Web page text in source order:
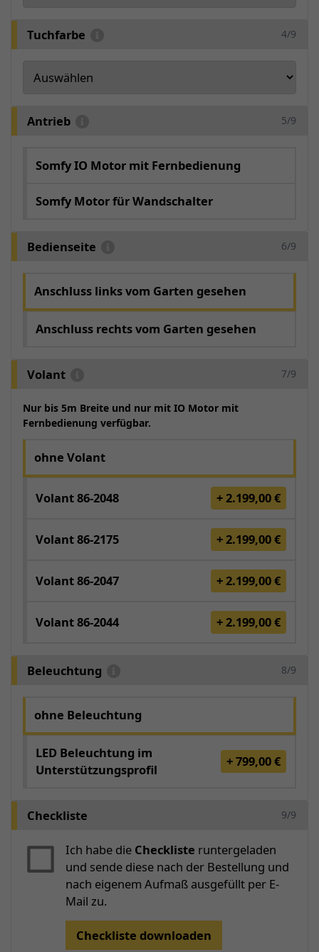
Tuchfarbe 4/9
Antrieb 5/9
Somfy IO Motor mit Fernbedienung
Somfy Motor für Wandschalter
Bedienseite 6/9
Anschluss links vom Garten gesehen
Anschluss rechts vom Garten gesehen
Volant 7/9
Nur bis 5m Breite und nur mit IO Motor mit
Fernbedienung verfügbar.
ohne Volant
Volant 86-2048 + 2.199,00 €
Volant 86-2175 + 2.199,00 €
Volant 86-2047 + 2.199,00 €
Volant 86-2044 + 2.199,00 €
Beleuchtung 8/9
ohne Beleuchtung
LED Beleuchtung im
Unterstützungsprofil
+ 799,00 €
Checkliste 9/9
Ich habe die Checkliste runtergeladen
und sende diese nach der Bestellung und
nach eigenem Aufmaß ausgefüllt per E-
Mail zu.
Checkliste downloaden